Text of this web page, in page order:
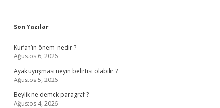
Sidebar
Son Yazılar
Kur’an’ın önemi nedir ?
Ağustos 6, 2026
Ayak uyuşması neyin belirtisi olabilir ?
Ağustos 5, 2026
Beylik ne demek paragraf ?
Ağustos 4, 2026